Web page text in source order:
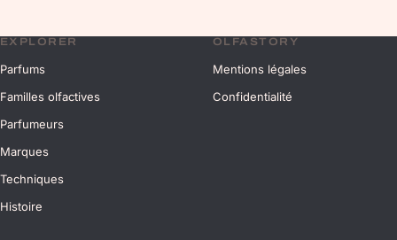
EXPLORER
Parfums
Familles olfactives
Parfumeurs
Marques
Techniques
Histoire
OLFASTORY
Mentions légales
Confidentialité